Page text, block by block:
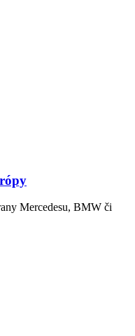
Mercedesu, BMW či